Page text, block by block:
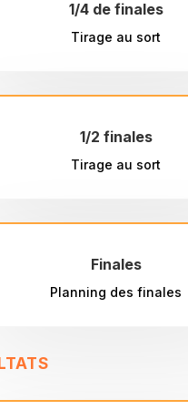
1/4 de finales
Tirage au sort
1/2 finales
Tirage au sort
Finales
Planning des finales